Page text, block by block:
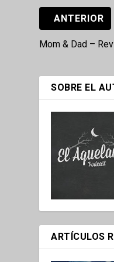
ANTERIOR
Mom & Dad –
SOBRE EL
ARTÍCULOS